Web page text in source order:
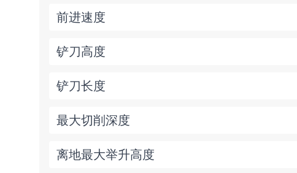
前进速度
铲刀高度
铲刀长度
最大切削深度
离地最大举升高度